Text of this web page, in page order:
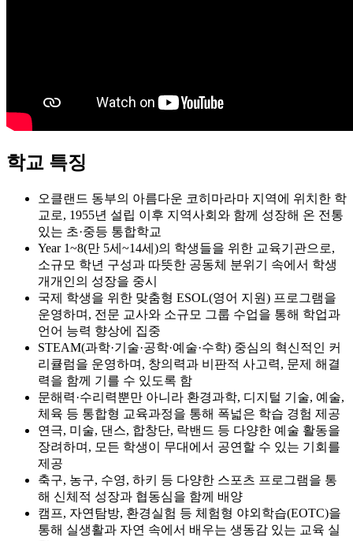
교로, 1955년 설립 이후 지역사회와 함께 성장해 온 전통
있는 초·중등 통합학교
Year 1~8(만 5세~14세)의 학생들을 위한 교육기관으로,
소규모 학년 구성과 따뜻한 공동체 분위기 속에서 학생
개개인의 성장을 중시
국제 학생을 위한 맞춤형 ESOL(영어 지원) 프로그램을
운영하며, 전문 교사와 소규모 그룹 수업을 통해 학업과
언어 능력 향상에 집중
STEAM(과학·기술·공학·예술·수학) 중심의 혁신적인 커
리큘럼을 운영하며, 창의력과 비판적 사고력, 문제 해결
력을 함께 기를 수 있도록 함
문해력·수리력뿐만 아니라 환경과학, 디지털 기술, 예술,
체육 등 통합형 교육과정을 통해 폭넓은 학습 경험 제공
연극, 미술, 댄스, 합창단, 락밴드 등 다양한 예술 활동을
장려하며, 모든 학생이 무대에서 공연할 수 있는 기회를
제공
축구, 농구, 수영, 하키 등 다양한 스포츠 프로그램을 통
해 신체적 성장과 협동심을 함께 배양
캠프, 자연탐방, 환경실험 등 체험형 야외학습(EOTC)을
통해 실생활과 자연 속에서 배우는 생동감 있는 교육 실
현